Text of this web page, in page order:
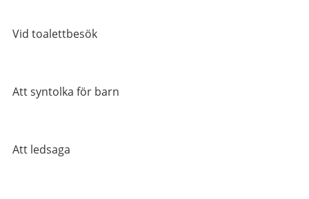
Vid toalettbesök
Att syntolka för barn
Att ledsaga